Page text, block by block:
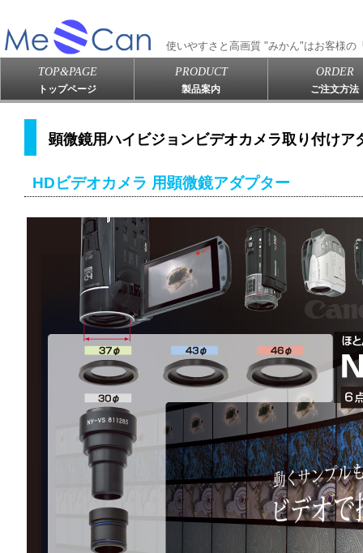
使いやすさと高画質 "みかん"はお客様の
顕微鏡用ハイビジョンビデオカメラ取り付けア
HDビデオカメラ 用顕微鏡アダプター
TOP&PAGE
トップページ
PRODUCT
製品案内
ORDER
ご注文方法